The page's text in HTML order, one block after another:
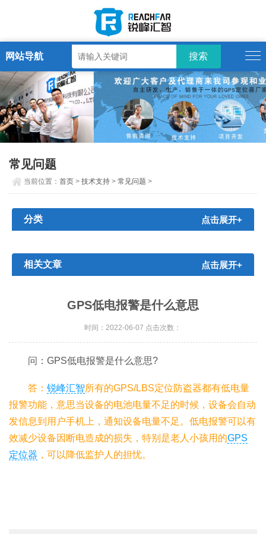
网站导航
常见问题
当前位置：首页 >技术支持 >常见问题 >
分类 点击展开+
相关文章 点击展开+
GPS低电报警是什么意思
时间：2022-06-07 点击次数：
问：GPS低电报警是什么意思?
答：锐峰汇智所有的GPS/LBS定位防盗器都有低电量
报警功能，意思当设备的电池电量不足的时候，设备会自动
发信息到用户手机上，通知设备电量不足。低电报警可以有
效减少设备因断电造成的损失，特别是老人小孩用的GPS
定位器 ，可以降低监护人的担忧。